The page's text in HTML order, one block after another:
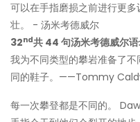
可以在手指磨损之前进行更
壮。 - 汤米考德威尔
32nd共 44 句汤米考德威尔
我为不同类型的攀岩准备了
同的鞋子。——Tommy
每一次攀登都是不同的。